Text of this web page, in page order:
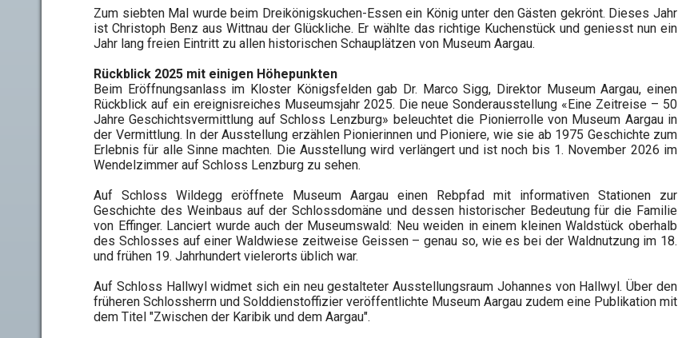
Zum siebten Mal wurde beim Dreikönigskuchen-Essen ein König unter den Gästen gekrönt. Dieses Jahr
ist Christoph Benz aus Wittnau der Glückliche. Er wählte das richtige Kuchenstück und geniesst nun ein
Jahr lang freien Eintritt zu allen historischen Schauplätzen von Museum Aargau.
Rückblick 2025 mit einigen Höhepunkten
Beim Eröffnungsanlass im Kloster Königsfelden gab Dr. Marco Sigg, Direktor Museum Aargau, einen
Rückblick auf ein ereignisreiches Museumsjahr 2025. Die neue Sonderausstellung «Eine Zeitreise – 50
Jahre Geschichtsvermittlung auf Schloss Lenzburg» beleuchtet die Pionierrolle von Museum Aargau in
der Vermittlung. In der Ausstellung erzählen Pionierinnen und Pioniere, wie sie ab 1975 Geschichte zum
Erlebnis für alle Sinne machten. Die Ausstellung wird verlängert und ist noch bis 1. November 2026 im
Wendelzimmer auf Schloss Lenzburg zu sehen.
Auf Schloss Wildegg eröffnete Museum Aargau einen Rebpfad mit informativen Stationen zur
Geschichte des Weinbaus auf der Schlossdomäne und dessen historischer Bedeutung für die Familie
von Effinger. Lanciert wurde auch der Museumswald: Neu weiden in einem kleinen Waldstück oberhalb
des Schlosses auf einer Waldwiese zeitweise Geissen – genau so, wie es bei der Waldnutzung im 18.
und frühen 19. Jahrhundert vielerorts üblich war.
Auf Schloss Hallwyl widmet sich ein neu gestalteter Ausstellungsraum Johannes von Hallwyl. Über den
früheren Schlossherrn und Solddienstoffizier veröffentlichte Museum Aargau zudem eine Publikation mit
dem Titel "Zwischen der Karibik und dem Aargau".